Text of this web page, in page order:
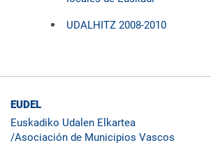
UDALHITZ 2008-2010
EUDEL
Euskadiko Udalen Elkartea
/Asociación de Municipios Vascos